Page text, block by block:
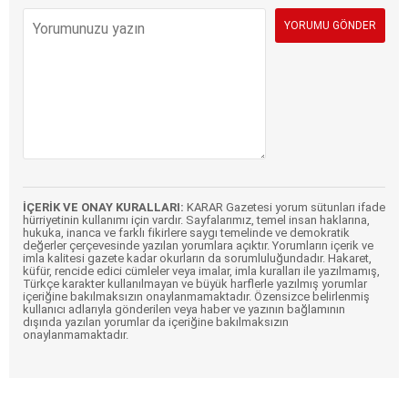
İÇERİK VE ONAY KURALLARI: KARAR Gazetesi yorum sütunları ifade
hürriyetinin kullanımı için vardır. Sayfalarımız, temel insan haklarına,
hukuka, inanca ve farklı fikirlere saygı temelinde ve demokratik
değerler çerçevesinde yazılan yorumlara açıktır. Yorumların içerik ve
imla kalitesi gazete kadar okurların da sorumluluğundadır. Hakaret,
küfür, rencide edici cümleler veya imalar, imla kuralları ile yazılmamış,
Türkçe karakter kullanılmayan ve büyük harflerle yazılmış yorumlar
içeriğine bakılmaksızın onaylanmamaktadır. Özensizce belirlenmiş
kullanıcı adlarıyla gönderilen veya haber ve yazının bağlamının
dışında yazılan yorumlar da içeriğine bakılmaksızın
onaylanmamaktadır.